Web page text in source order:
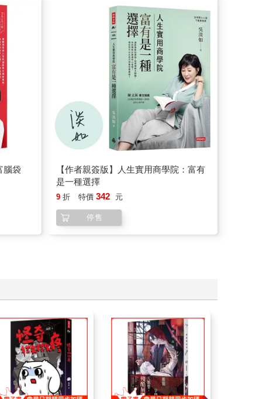
腦袋
【作者親簽版】人生實用商學院：富有
是一種選擇
9 折 特價 342 元
停售